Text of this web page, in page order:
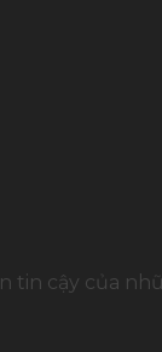
cậy của